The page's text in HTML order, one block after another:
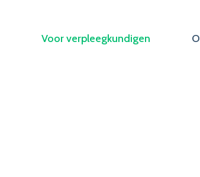
Voor verpleegkundigen